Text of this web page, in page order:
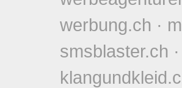
werbung.ch ·
smsblaster.ch